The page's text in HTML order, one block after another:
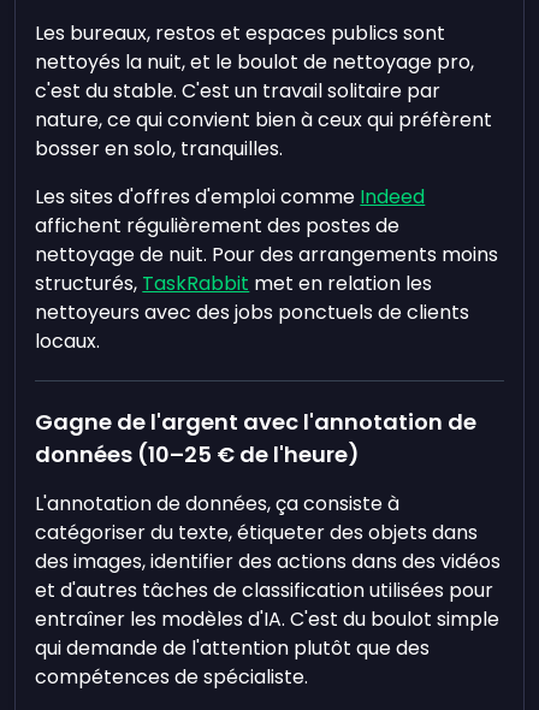
Les bureaux, restos et espaces publics sont
nettoyés la nuit, et le boulot de nettoyage pro,
c'est du stable. C'est un travail solitaire par
nature, ce qui convient bien à ceux qui préfèrent
bosser en solo, tranquilles.
Les sites d'offres d'emploi comme Indeed
affichent régulièrement des postes de
nettoyage de nuit. Pour des arrangements moins
structurés, TaskRabbit met en relation les
nettoyeurs avec des jobs ponctuels de clients
locaux.
Gagne de l'argent avec l'annotation de
données (10–25 € de l'heure)
L'annotation de données, ça consiste à
catégoriser du texte, étiqueter des objets dans
des images, identifier des actions dans des vidéos
et d'autres tâches de classification utilisées pour
entraîner les modèles d'IA. C'est du boulot simple
qui demande de l'attention plutôt que des
compétences de spécialiste.